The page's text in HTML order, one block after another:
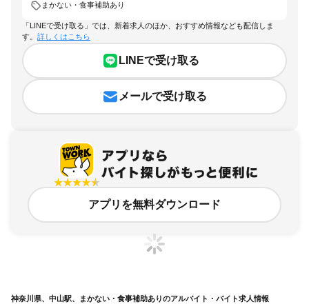
まかない・食事補助あり
「LINEで受け取る」では、新着求人のほか、おすすめ情報なども配信しま
す。 詳しくはこちら
LINEで受け取る
メールで受け取る
アプリを無料ダウンロード
神奈川県、中山駅、まかない・食事補助ありのアルバイト・バイト求人情報